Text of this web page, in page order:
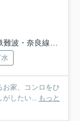
奈良線「近鉄奈良」駅 徒歩17分
お家、コンロをひ
がしたい... もっと